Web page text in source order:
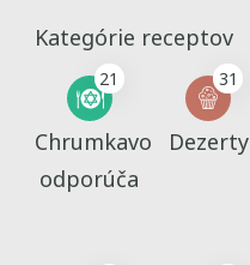
Kategórie receptov
21
Chrumkavo
odporúča
31
Dezerty